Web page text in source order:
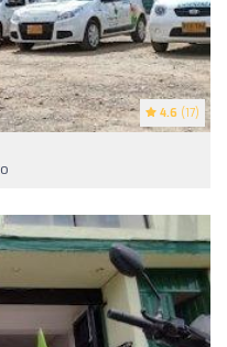
4.6 (17)